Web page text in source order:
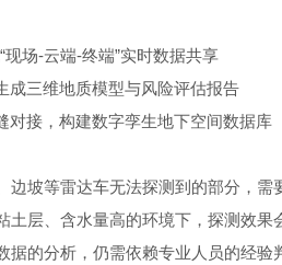
现场-云端-终端”实时数据共享
成三维地质模型与风险评估报告
对接，构建数字孪生地下空间数据库
边坡等雷达车无法探测到的部分，
土层、含水量高的环境下，探测效
据的分析，仍需依赖专业人员的经验